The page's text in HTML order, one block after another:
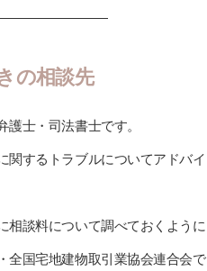
の相談先
士・司法書士です。
関するトラブルについてアドバ
談料について調べておくように
全国宅地建物取引業協会連合会